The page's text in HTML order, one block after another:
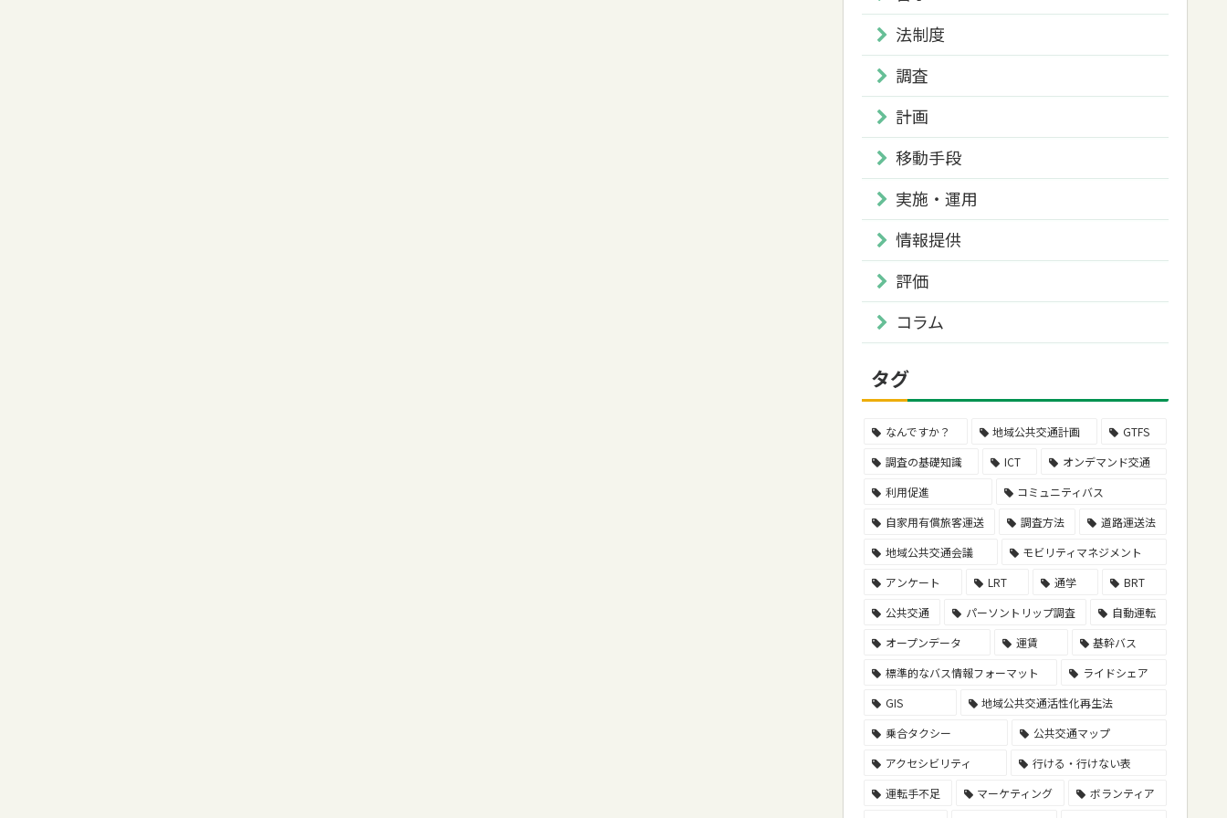
法制度
調査
計画
移動手段
実施・運用
情報提供
評価
コラム
タグ
なんですか？ 地域公共交通計画
GTFS
調査の基礎知識
ICT
オンデマンド交通
利用促進
コミュニティバス
自家用有償旅客運送
調査方法
道路運送法
地域公共交通会議
モビリティマネジメント
アンケート
LRT 通学
BRT
公共交通
パーソントリップ調査
自動運転
オープンデータ
運賃
基幹バス
標準的なバス情報フォーマット
ライドシェア
GIS
地域公共交通活性化再生法
乗合タクシー
公共交通マップ
アクセシビリティ
行ける・行けない表
運転手不足
マーケティング
ボランティア